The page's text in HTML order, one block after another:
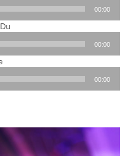
00:00
00:00
00:00